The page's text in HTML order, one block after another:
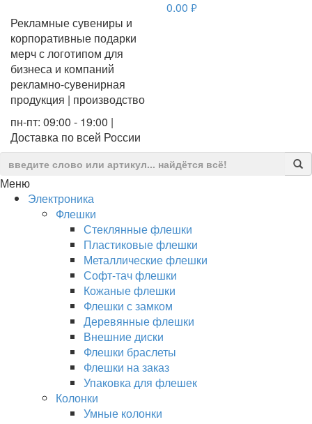
Рекламные сувениры и
корпоративные подарки
мерч с логотипом для
бизнеса и компаний
рекламно-сувенирная
продукция | производство
пн-пт: 09:00 - 19:00 |
Доставка по всей России
0.00 руб.
Меню
Электроника
Флешки
Стеклянные флешки
Пластиковые флешки
Металлические флешки
Софт-тач флешки
Кожаные флешки
Флешки с замком
Деревянные флешки
Внешние диски
Флешки браслеты
Флешки на заказ
Упаковка для флешек
Колонки
Умные колонки